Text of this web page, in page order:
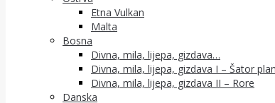
Etna Vulkan
Malta
Bosna
Divna, mila, lijepa, gizdava…
Divna, mila, lijepa, gizdava I – Šator
Divna, mila, lijepa, gizdava II – Rore
Danska